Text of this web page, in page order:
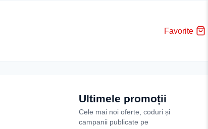
Favorite
Ultimele promoții
Cele mai noi oferte, coduri și
campanii publicate pe